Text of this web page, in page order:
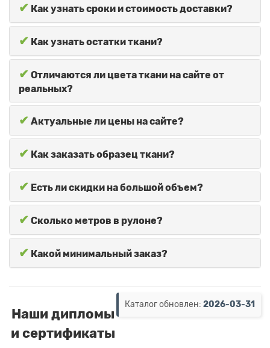
✔ Как узнать сроки и стоимость доставки?
✔ Как узнать остатки ткани?
✔ Отличаются ли цвета ткани на сайте от
реальных?
✔ Актуальные ли цены на сайте?
✔ Как заказать образец ткани?
✔ Есть ли скидки на большой объем?
✔ Сколько метров в рулоне?
✔ Какой минимальный заказ?
Каталог обновлен: 2026-03-31
Наши дипломы
и сертификаты